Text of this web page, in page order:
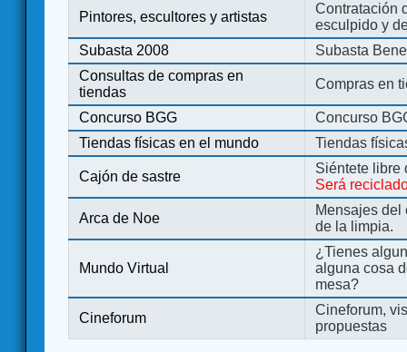
Pintores, escultores y artistas
Contratación
esculpido y
Subasta 2008
Subasta
Consultas de compras en
tiendas
Compras en
Concurso BGG
Concurso
Tiendas físicas en el mundo
Tiendas
Cajón de sastre
Siéntete libre
Será
Arca de Noe
Mensajes del
de la limpia.
Mundo Virtual
¿Tienes
alguna cosa
mesa?
Cineforum
Cineforum,
propuestas